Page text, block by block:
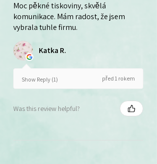
Moc pěkné tiskoviny, skvělá
komunikace. Mám radost, že jsem
vybrala tuhle firmu.
Katka R.
Show Reply (1) před 1 rokem
Was this review helpful?